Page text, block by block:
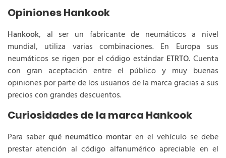
Opiniones Hankook
Hankook, al ser un fabricante de neumáticos a nivel
mundial, utiliza varias combinaciones. En Europa sus
neumáticos se rigen por el código estándar ETRTO. Cuenta
con gran aceptación entre el público y muy buenas
opiniones por parte de los usuarios de la marca gracias a sus
precios con grandes descuentos.
Curiosidades de la marca Hankook
Para saberqué neumático montaren el vehículo se debe
prestar atención al código alfanumérico apreciable en el